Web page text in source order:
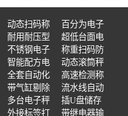
生产台账统计检重机 工控对接称重检测仪
动态扫码称
重分拣秤自
动拍照
百分为电子
天平多功能
可选
耐用耐压型
电子地磅花
纹钢板材质
超低台面电
子地磅带双
引坡
不锈钢电子
地磅
称重扫码防
错配料电子
秤
智能配方电
子台秤
动态滚筒秤
大台面大量
程
全套自动化
称重设备
高速检测称
重机三段式
带气缸剔除
称重机两段
式
流水线自动
检重秤皮带
式
多台电子秤
连接一天电
插U盘储存
数据电子秤
外接标签打 带继电器输